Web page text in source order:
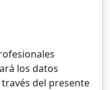
los datos
del presente